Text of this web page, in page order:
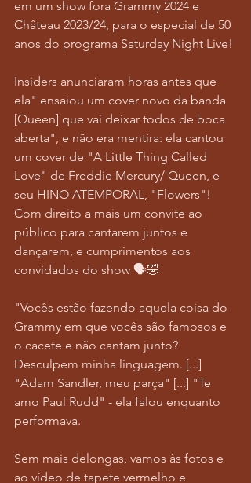
em um show fora Grammy 2024 e
Château 2023/24, para o especial de 50
anos do programa Saturday Night Live!
Insiders anunciaram horas antes que
ela" ensaiou um cover novo da banda
[Queen] que vai deixar todos de boca
aberta", e não era mentira: ela cantou
um cover de "A Little Thing Called
Love" de Freddie Mercury/ Queen, e
seu HINO ATEMPORAL, "Flowers"!
Com direito a mais um convite ao
público para cantarem juntos e
dançarem, e cumprimentos aos
convidados do show 🗣️🤣
"Vocês estão fazendo aquela coisa do
Grammy em que vocês são famosos e
o cacete e não cantam junto?
Desculpem minha linguagem. [...]
"Adam Sandler, meu parça" [...] "Te
amo Paul Rudd" - ela falou enquanto
performava.
Sem mais delongas, vamos às fotos e
ao vídeo de tapete vermelho e